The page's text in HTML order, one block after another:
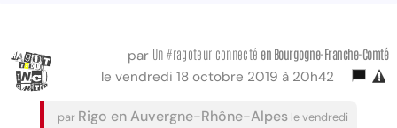
par Un #ragoteur connecté en Bourgogne-Franche-Comté
le vendredi 18 octobre 2019 à 20h42
par Rigo en Auvergne-Rhône-Alpes le vendredi